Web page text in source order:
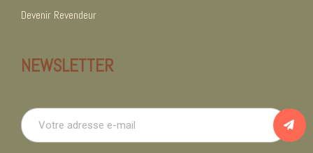
Devenir Revendeur
NEWSLETTER